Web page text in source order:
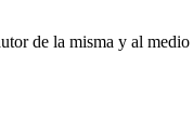
de la misma y al medio